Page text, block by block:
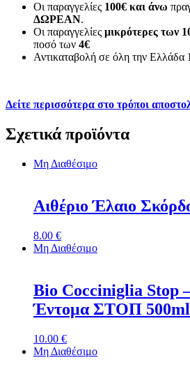
Οι παραγγελίες 100€ και άνω
ΔΩΡΕΑΝ.
Οι παραγγελίες μικρότερες των
ποσό των 4€
Αντικαταβολή σε όλη την Ελλάδα
Δείτε περισσότερα στο τρόποι
Σχετικά προϊόντα
Μη Διαθέσιμο
Αιθέριο Έλαιο
8.00 €
Μη Διαθέσιμο
Bio Cocciniglia Stop
Έντομα ΣΤΟΠ 500ml
10.00 €
Μη Διαθέσιμο